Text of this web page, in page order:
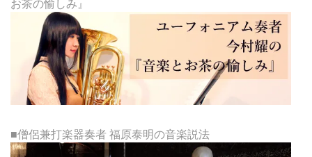
お茶の愉しみ』
■僧侶兼打楽器奏者 福原泰明の音楽説法